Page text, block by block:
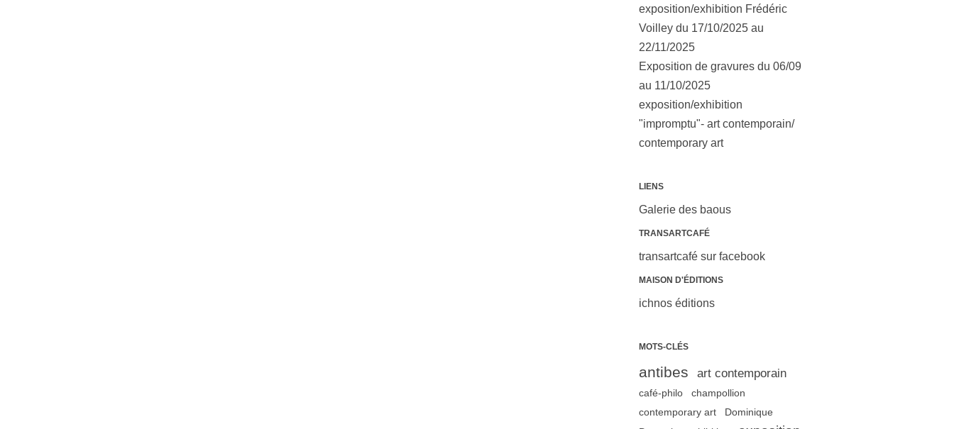
exposition/exhibition Frédéric
Voilley du 17/10/2025 au
22/11/2025
Exposition de gravures du 06/09
au 11/10/2025
exposition/exhibition
"impromptu"- art contemporain/
contemporary art
LIENS
Galerie des baous
TRANSARTCAFÉ
transartcafé sur facebook
MAISON D'ÉDITIONS
ichnos éditions
MOTS-CLÉS
antibes art contemporain
café-philo
champollion
contemporary art
Dominique